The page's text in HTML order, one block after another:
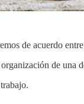
de acuerdo
de una